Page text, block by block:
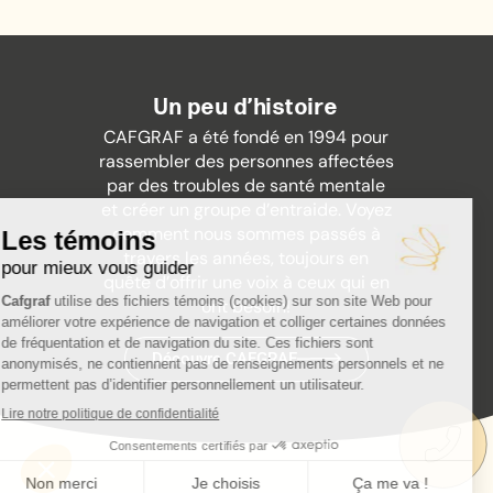
Un peu d’histoire
CAFGRAF a été fondé en 1994 pour
rassembler des personnes affectées
par des troubles de santé mentale
comment nous sommes passés à
travers les années, toujours en
quête d’offrir une voix à ceux qui en
ont besoin!
Découvre CAFGRAF